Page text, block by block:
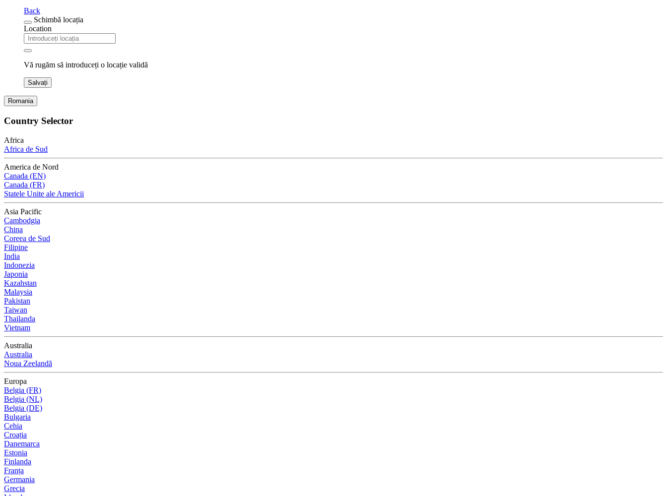
Back
Schimbă locația
Location
Vă rugăm să introduceți o locație validă
Salvați
Romania
Country Selector
Africa
Africa de Sud
America de Nord
Canada (EN)
Canada (FR)
Statele Unite ale Americii
Asia Pacific
Cambodgia
China
Coreea de Sud
Filipine
India
Indonezia
Japonia
Kazahstan
Malaysia
Pakistan
Taiwan
Thailanda
Vietnam
Australia
Australia
Noua Zeelandă
Europa
Belgia (FR)
Belgia (NL)
Belgia (DE)
Bulgaria
Cehia
Croația
Danemarca
Estonia
Finlanda
Franța
Germania
Grecia